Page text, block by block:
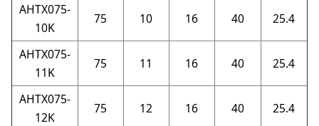
AHTX075-
10K
75 10 16 40 25.4
AHTX075-
11K
75 11 16 40 25.4
AHTX075-
12K
75 12 16 40 25.4